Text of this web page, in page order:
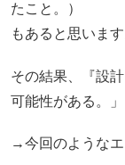
たこと。）
もあると思います
その結果、『設
可能性がある。」
→今回のような